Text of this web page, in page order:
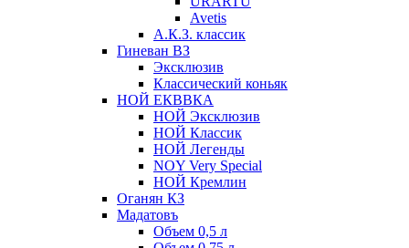
Avetis
А.К.З. классик
Гиневан ВЗ
Эксклюзив
Классический коньяк
НОЙ ЕКВВКА
НОЙ Эксклюзив
НОЙ Классик
НОЙ Легенды
NOY Very Speсial
НОЙ Кремлин
Оганян КЗ
Мадатовъ
Объем 0,5 л